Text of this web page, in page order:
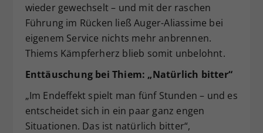
wieder gewechselt – und mit der raschen
Führung im Rücken ließ Auger-Aliassime bei
eigenem Service nichts mehr anbrennen.
Thiems Kämpferherz blieb somit unbelohnt.
Enttäuschung bei Thiem: „Natürlich bitter“
„Im Endeffekt spielt man fünf Stunden – und es
entscheidet sich in ein paar ganz engen
Situationen. Das ist natürlich bitter“,